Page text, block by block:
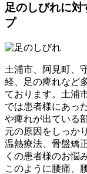
足のしびれに
プ
土浦市、阿見町、
経、足の痺れなど
ております。土浦
では患者様にあっ
や痺れが出ている
元の原因をしっか
温熱療法、骨盤矯
くの患者様のお悩
このように腰痛、